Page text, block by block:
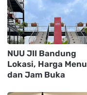
NUU JII Bandung
Lokasi, Harga Menu
dan Jam Buka